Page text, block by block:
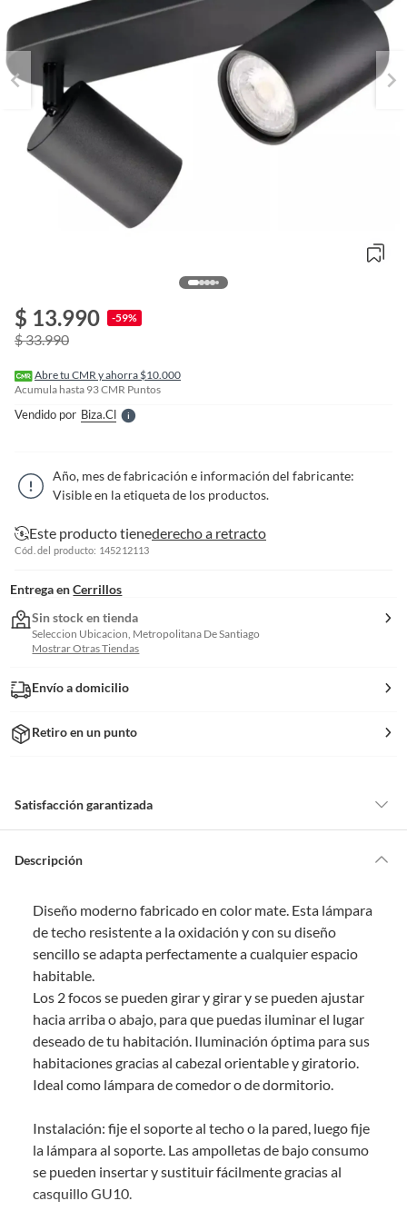
$ 13.990 -59%
$ 33.990
Abre tu CMR y ahorra $10.000
Acumula hasta 93CMR Puntos
Vendido por Biza.clS
l
l
I
n
Año, mes de fabricación e información del fabricante:
Visible en la etiqueta de los productos.
Este producto tienederecho a retracto
Cód. del producto: 145212113
Entrega en Cerrillos
Sin stock en tienda
Seleccion Ubicacion, Metropolitana De Santiago
Mostrar Otras Tiendas
Envío a domicilio
Retiro en un punto
Satisfacción garantizada
de la compra.
comprado por internet y que hay ciertas categorías que no tienen este
derecho:
Productos que, por su naturaleza, no puedan ser devueltos,
puedan deteriorarse o caducar con rapidez.
Confeccionados a la medida.
De uso personal.
En sodimac.cl te damos30 días desde que recibes el producto. Debe
estar en perfecto estado, con todas sus etiquetas y sin uso, tal como te lo
entregamos.
electrónica, por ejemplo, cupones de experiencia o programas
para el computador.
Productos a pedido o confeccionados a medida.
Productos que han sido informados como imperfectos, usados,
Descripción
Diseño moderno fabricado en color mate. Esta lámpara
de techo resistente a la oxidación y con su diseño
sencillo se adapta perfectamente a cualquier espacio
habitable.
Los 2 focos se pueden girar y girar y se pueden ajustar
hacia arriba o abajo, para que puedas iluminar el lugar
deseado de tu habitación. Iluminación óptima para sus
habitaciones gracias al cabezal orientable y giratorio.
Ideal como lámpara de comedor o de dormitorio.
Instalación: fije el soporte al techo o la pared, luego fije
la lámpara al soporte. Las ampolletas de bajo consumo
se pueden insertar y sustituir fácilmente gracias al
casquillo GU10.